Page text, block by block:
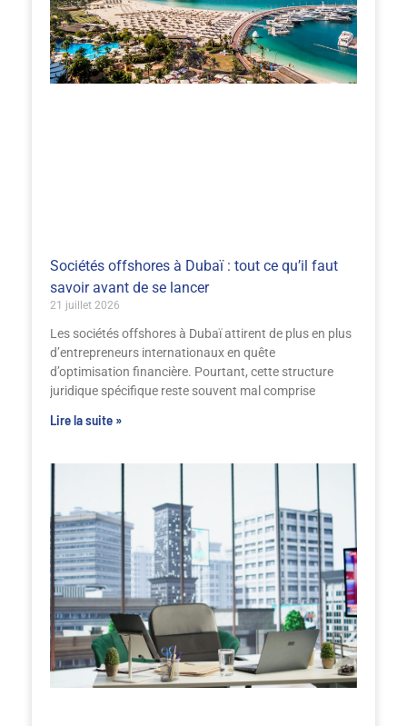
Sociétés offshores à Dubaï : tout ce qu’il faut
savoir avant de se lancer
21 juillet 2026
Les sociétés offshores à Dubaï attirent de plus en plus
d’entrepreneurs internationaux en quête
d’optimisation financière. Pourtant, cette structure
juridique spécifique reste souvent mal comprise
Lire la suite »